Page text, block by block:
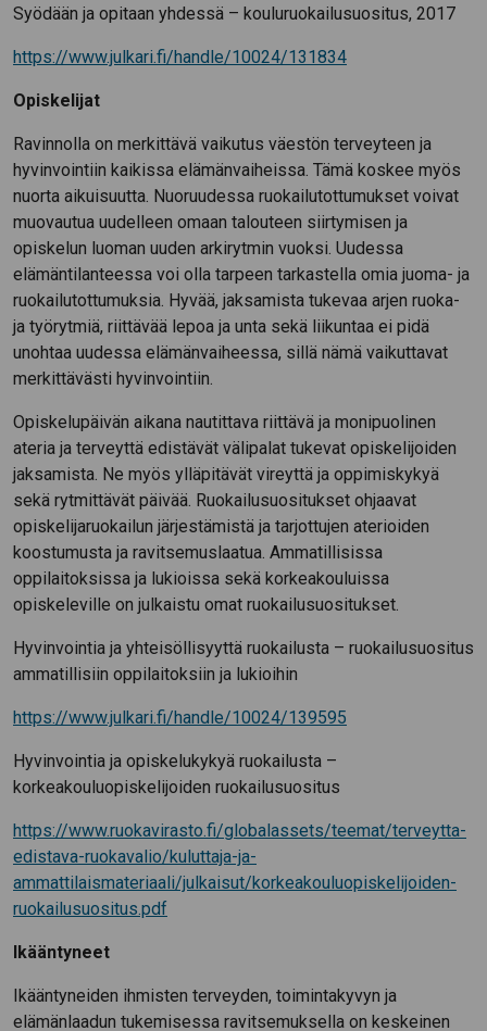
Syödään ja opitaan yhdessä – kouluruokailusuositus, 2017
https://www.julkari.fi/handle/10024/131834
Opiskelijat
Ravinnolla on merkittävä vaikutus väestön terveyteen ja
hyvinvointiin kaikissa elämänvaiheissa. Tämä koskee myös
nuorta aikuisuutta. Nuoruudessa ruokailutottumukset voivat
muovautua uudelleen omaan talouteen siirtymisen ja
opiskelun luoman uuden arkirytmin vuoksi. Uudessa
elämäntilanteessa voi olla tarpeen tarkastella omia juoma- ja
ruokailutottumuksia. Hyvää, jaksamista tukevaa arjen ruoka-
ja työrytmiä, riittävää lepoa ja unta sekä liikuntaa ei pidä
unohtaa uudessa elämänvaiheessa, sillä nämä vaikuttavat
merkittävästi hyvinvointiin.
Opiskelupäivän aikana nautittava riittävä ja monipuolinen
ateria ja terveyttä edistävät välipalat tukevat opiskelijoiden
jaksamista. Ne myös ylläpitävät vireyttä ja oppimiskykyä
sekä rytmittävät päivää. Ruokailusuositukset ohjaavat
opiskelijaruokailun järjestämistä ja tarjottujen aterioiden
koostumusta ja ravitsemuslaatua. Ammatillisissa
oppilaitoksissa ja lukioissa sekä korkeakouluissa
opiskeleville on julkaistu omat ruokailusuositukset.
Hyvinvointia ja yhteisöllisyyttä ruokailusta – ruokailusuositus
ammatillisiin oppilaitoksiin ja lukioihin
https://www.julkari.fi/handle/10024/139595
Hyvinvointia ja opiskelukykyä ruokailusta –
korkeakouluopiskelijoiden ruokailusuositus
https://www.ruokavirasto.fi/globalassets/teemat/terveytta-
edistava-ruokavalio/kuluttaja-ja-
ammattilaismateriaali/julkaisut/korkeakouluopiskelijoiden-
ruokailusuositus.pdf
Ikääntyneet
Ikääntyneiden ihmisten terveyden, toimintakyvyn ja
elämänlaadun tukemisessa ravitsemuksella on keskeinen